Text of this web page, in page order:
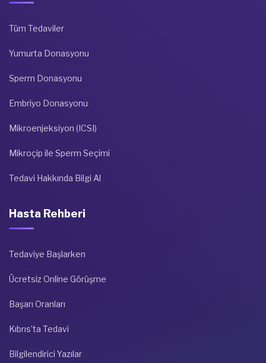
Tüm Tedaviler
Yumurta Donasyonu
Sperm Donasyonu
Embriyo Donasyonu
Mikroenjeksiyon (ICSI)
Mikroçip ile Sperm Seçimi
Tedavi Hakkında Bilgi Al
Hasta Rehberi
Tedaviye Başlarken
Ücretsiz Online Görüşme
Başarı Oranları
Kıbrıs’ta Tedavi
Bilgilendirici Yazılar